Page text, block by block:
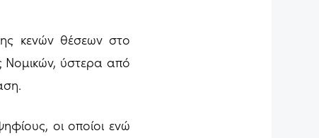
κενών θέσεων στο
Νομικών, ύστερα από
οι οποίοι ενώ